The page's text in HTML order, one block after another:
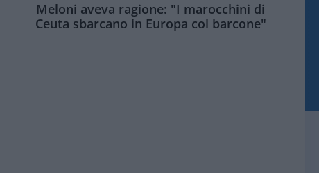
Meloni aveva ragione: "I marocchini di
Ceuta sbarcano in Europa col barcone"